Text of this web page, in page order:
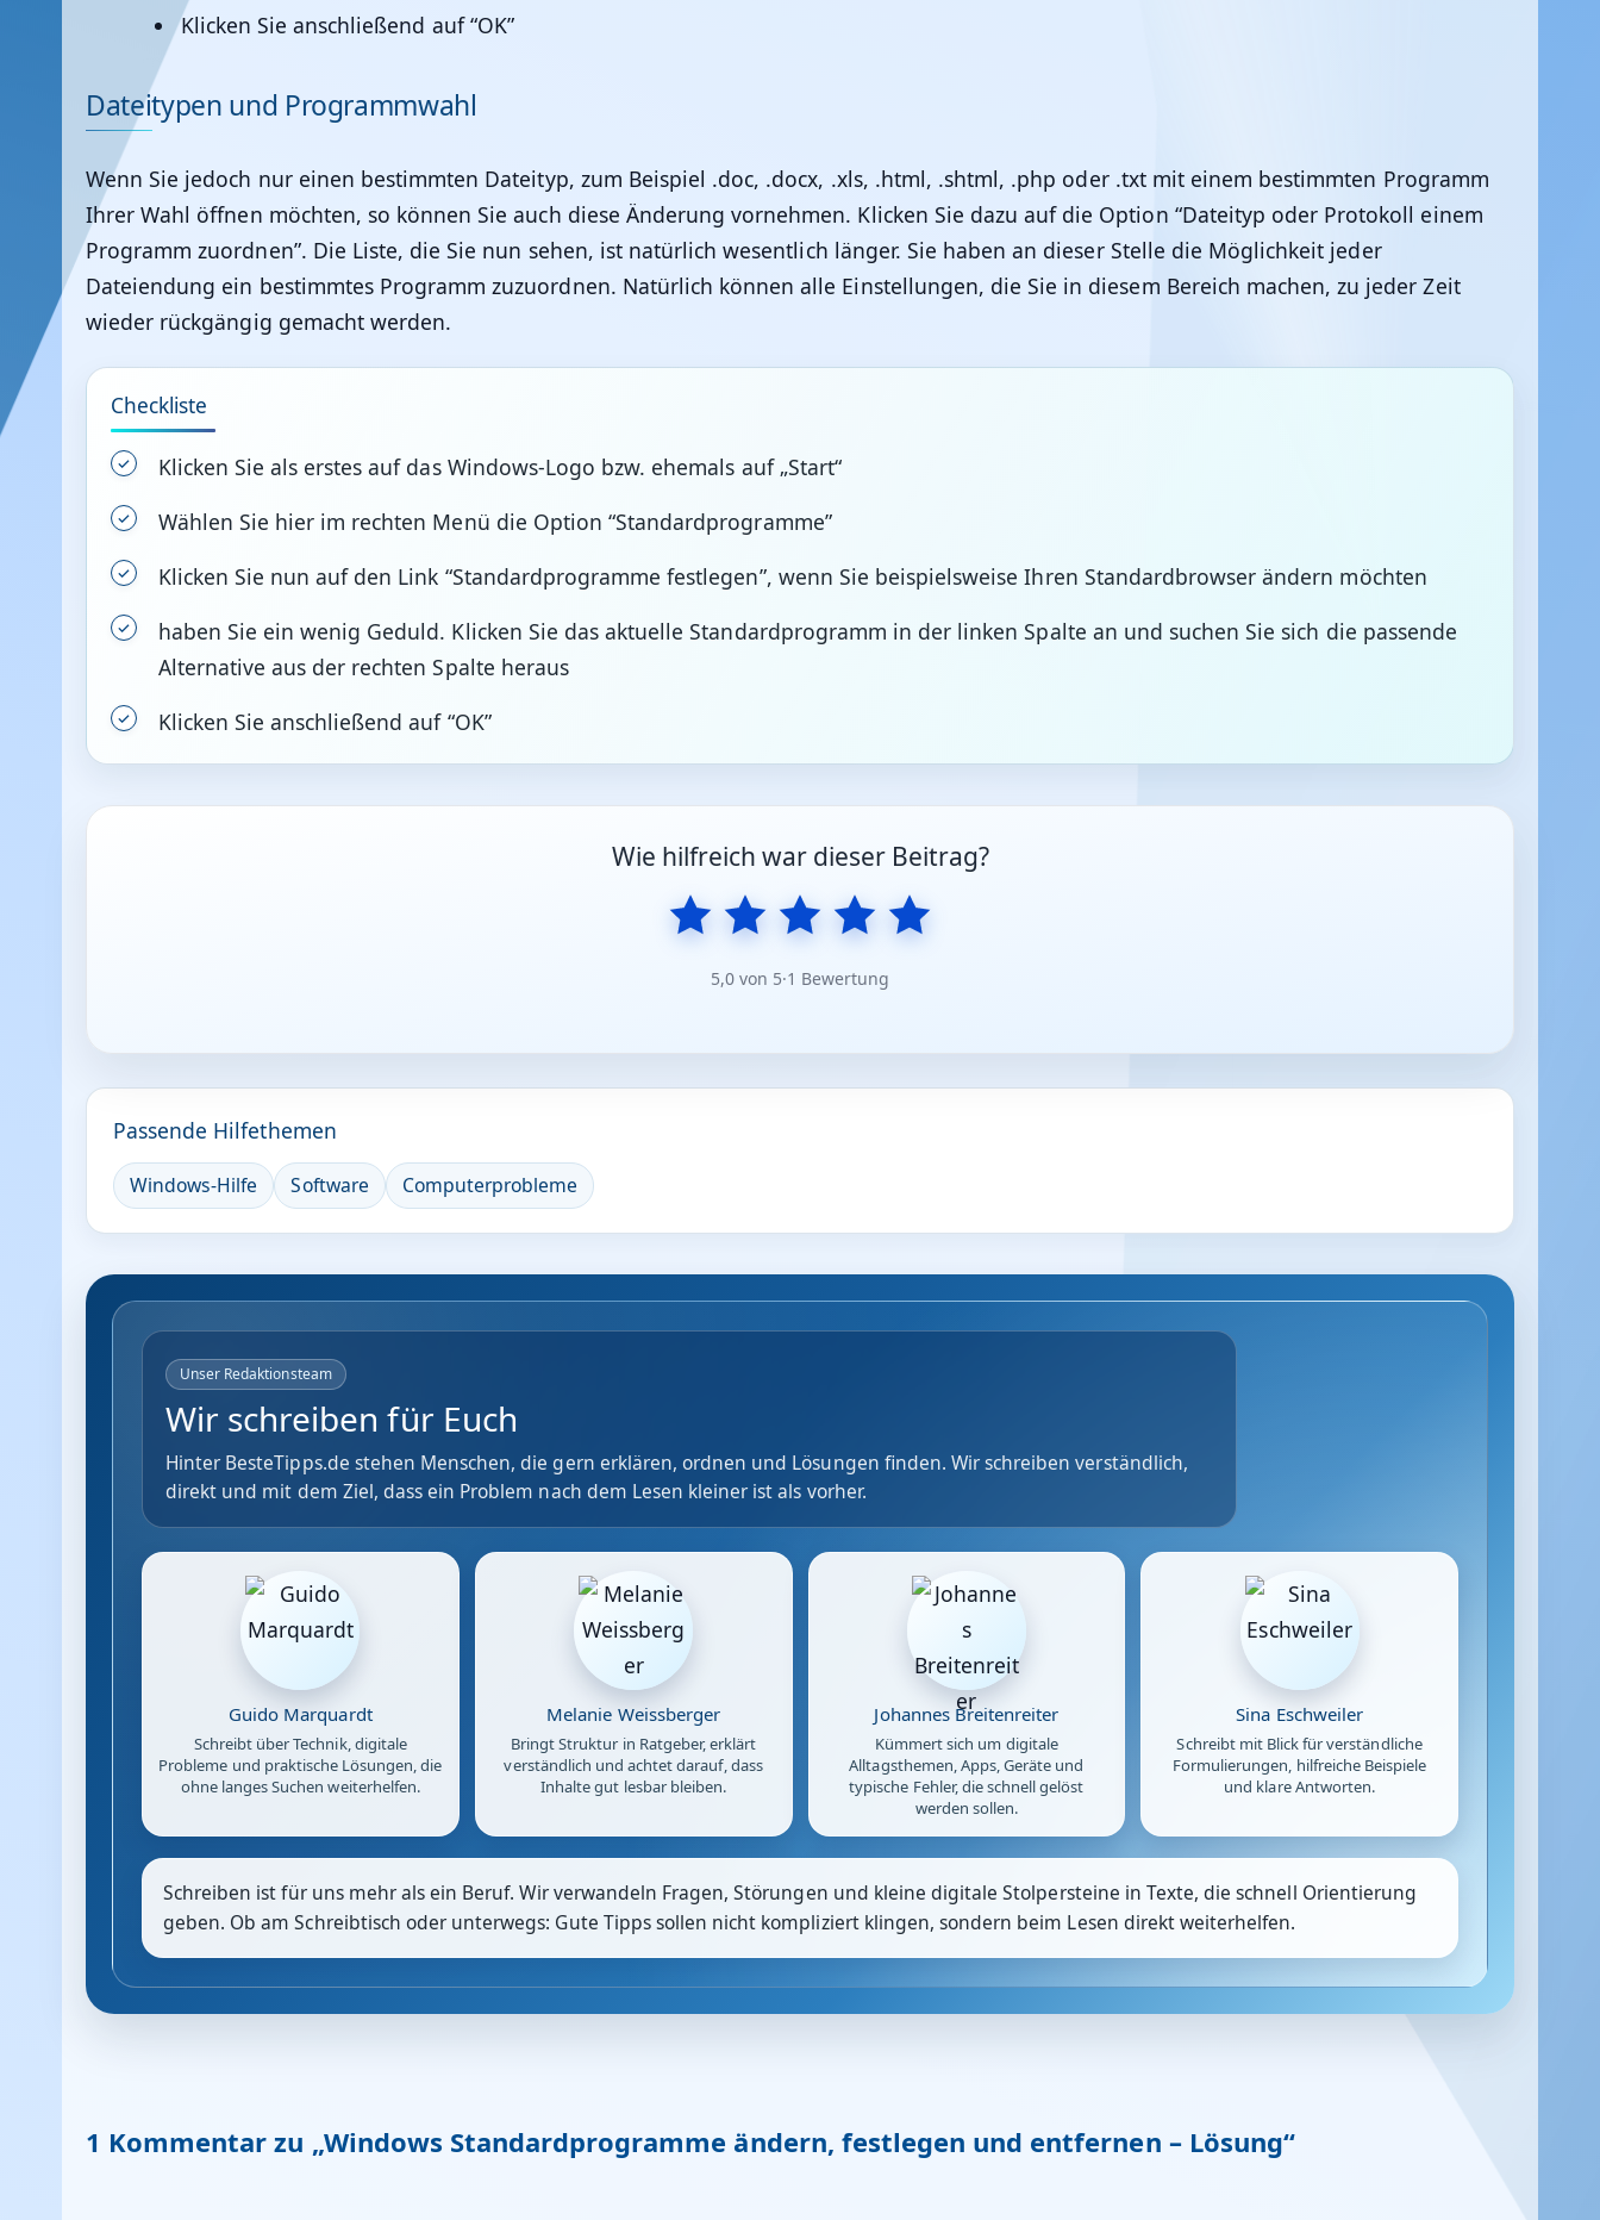
Klicken Sie anschließend auf “OK”
Dateitypen und Programmwahl
Wenn Sie jedoch nur einen bestimmten Dateityp, zum Beispiel .doc, .docx, .xls, .html, .shtml, .php oder .txt mit einem bestimmten Programm
Ihrer Wahl öffnen möchten, so können Sie auch diese Änderung vornehmen. Klicken Sie dazu auf die Option “Dateityp oder Protokoll einem
Programm zuordnen”. Die Liste, die Sie nun sehen, ist natürlich wesentlich länger. Sie haben an dieser Stelle die Möglichkeit jeder
Dateiendung ein bestimmtes Programm zuzuordnen. Natürlich können alle Einstellungen, die Sie in diesem Bereich machen, zu jeder Zeit
wieder rückgängig gemacht werden.
Checkliste
Klicken Sie als erstes auf das Windows-Logo bzw. ehemals auf „Start“
Wählen Sie hier im rechten Menü die Option “Standardprogramme”
Klicken Sie nun auf den Link “Standardprogramme festlegen”, wenn Sie beispielsweise Ihren Standardbrowser ändern möchten
haben Sie ein wenig Geduld. Klicken Sie das aktuelle Standardprogramm in der linken Spalte an und suchen Sie sich die passende
Alternative aus der rechten Spalte heraus
Klicken Sie anschließend auf “OK”
Wie hilfreich war dieser Beitrag?
5,0 von 5·1 Bewertung
Passende Hilfethemen
Windows-Hilfe Software Computerprobleme
Unser Redaktionsteam
Wir schreiben für Euch
Hinter BesteTipps.de stehen Menschen, die gern erklären, ordnen und Lösungen finden. Wir schreiben verständlich,
direkt und mit dem Ziel, dass ein Problem nach dem Lesen kleiner ist als vorher.
Guido Marquardt
Schreibt über Technik, digitale
Probleme und praktische Lösungen, die
ohne langes Suchen weiterhelfen.
Melanie Weissberger
Bringt Struktur in Ratgeber, erklärt
verständlich und achtet darauf, dass
Inhalte gut lesbar bleiben.
Johannes Breitenreiter
Kümmert sich um digitale
Alltagsthemen, Apps, Geräte und
typische Fehler, die schnell gelöst
werden sollen.
Sina Eschweiler
Schreibt mit Blick für verständliche
Formulierungen, hilfreiche Beispiele
und klare Antworten.
Schreiben ist für uns mehr als ein Beruf. Wir verwandeln Fragen, Störungen und kleine digitale Stolpersteine in Texte, die schnell Orientierung
geben. Ob am Schreibtisch oder unterwegs: Gute Tipps sollen nicht kompliziert klingen, sondern beim Lesen direkt weiterhelfen.
1 Kommentar zu „Windows Standardprogramme ändern, festlegen und entfernen – Lösung“